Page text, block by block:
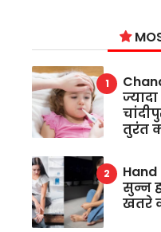
तुरंत
सुन्न
खतरे